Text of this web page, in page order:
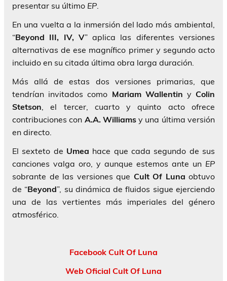
presentar su último EP.
En una vuelta a la inmersión del lado más ambiental,
“Beyond III, IV, V” aplica las diferentes versiones
alternativas de ese magnífico primer y segundo acto
incluido en su citada última obra larga duración.
Más allá de estas dos versiones primarias, que
tendrían invitados como Mariam Wallentin yColin
Stetson, el tercer, cuarto y quinto acto ofrece
contribuciones con A.A. Williamsy una última versión
en directo.
El sexteto de Umea hace que cada segundo de sus
canciones valga oro, y aunque estemos ante un EP
sobrante de las versiones que Cult Of Luna obtuvo
de “Beyond”, su dinámica de fluidos sigue ejerciendo
una de las vertientes más imperiales del género
atmosférico.
Facebook Cult Of Luna
Web Oficial Cult Of Luna